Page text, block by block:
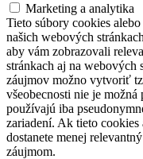
Marketing a analytika
Tieto súbory cookies
našich webových
aby vám zobrazovali
stránkach aj na webových
záujmov možno vytvoriť
všeobecnosti nie je možná
používajú iba
zariadení. Ak tieto
dostanete menej
záujmom.